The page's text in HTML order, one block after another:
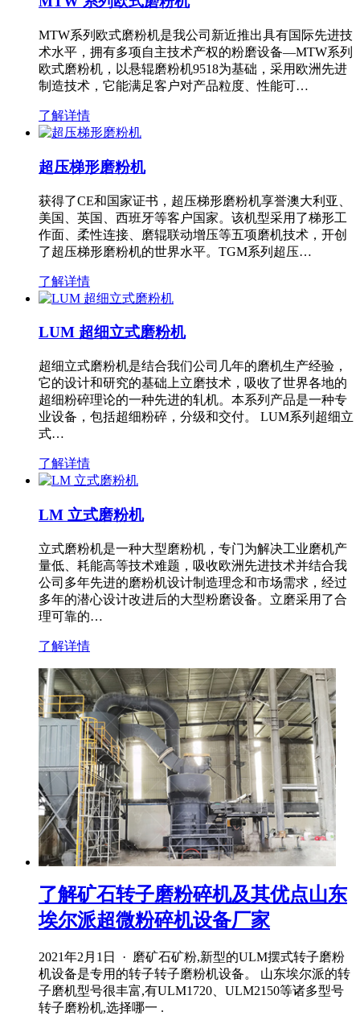
MTW系列欧式磨粉机是我公司新近推出具有国际先进技
术水平，拥有多项自主技术产权的粉磨设备—MTW系列
欧式磨粉机，以悬辊磨粉机9518为基础，采用欧洲先进
制造技术，它能满足客户对产品粒度、性能可…
了解详情
超压梯形磨粉机
获得了CE和国家证书，超压梯形磨粉机享誉澳大利亚、
美国、英国、西班牙等客户国家。该机型采用了梯形工
作面、柔性连接、磨辊联动增压等五项磨机技术，开创
了超压梯形磨粉机的世界水平。TGM系列超压…
了解详情
LUM 超细立式磨粉机
超细立式磨粉机是结合我们公司几年的磨机生产经验，
它的设计和研究的基础上立磨技术，吸收了世界各地的
超细粉碎理论的一种先进的轧机。本系列产品是一种专
业设备，包括超细粉碎，分级和交付。 LUM系列超细立
式…
了解详情
LM 立式磨粉机
立式磨粉机是一种大型磨粉机，专门为解决工业磨机产
量低、耗能高等技术难题，吸收欧洲先进技术并结合我
公司多年先进的磨粉机设计制造理念和市场需求，经过
多年的潜心设计改进后的大型粉磨设备。立磨采用了合
理可靠的…
了解详情
了解矿石转子磨粉碎机及其优点山东
埃尔派超微粉碎机设备厂家
2021年2月1日 · 磨矿石矿粉,新型的ULM摆式转子磨粉
机设备是专用的转子转子磨粉机设备。 山东埃尔派的转
子磨机型号很丰富,有ULM1720、ULM2150等诸多型号
转子磨粉机,选择哪一 .